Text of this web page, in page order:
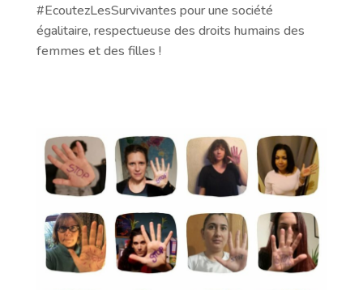
#EcoutezLesSurvivantes pour une société
égalitaire, respectueuse des droits humains des
femmes et des filles !